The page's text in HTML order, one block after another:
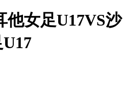
他女足U17VS沙